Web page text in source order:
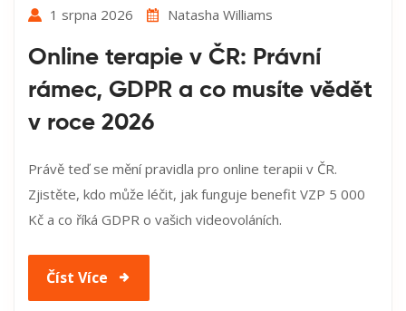
1 srpna 2026 Natasha Williams
Online terapie v ČR: Právní
rámec, GDPR a co musíte vědět
v roce 2026
Právě teď se mění pravidla pro online terapii v ČR.
Zjistěte, kdo může léčit, jak funguje benefit VZP 5 000
Kč a co říká GDPR o vašich videovoláních.
Číst Více